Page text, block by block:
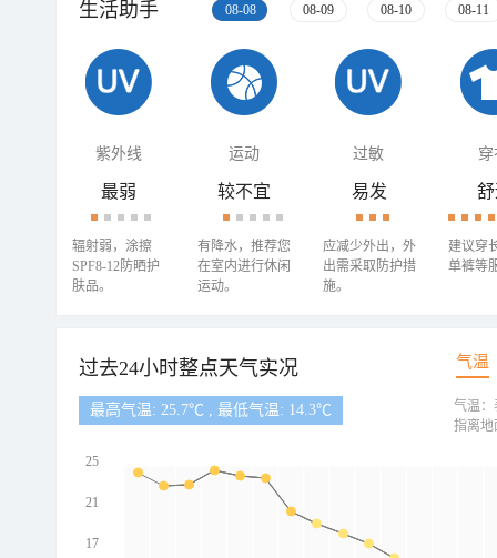
生活助手 08-08 08-09 08-10 08-11
紫外线 运动 过敏 穿
最弱
辐射弱，涂擦
SPF8-12防晒护
肤品。
较不宜
有降水，推荐您
在室内进行休闲
运动。
易发
应减少外出，外
出需采取防护措
施。
建议穿
单裤等
过去24小时整点天气实况 气温
最高气温: 25.7℃ , 最低气温: 14.3℃
25
21
17
气温：
指离地